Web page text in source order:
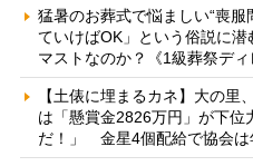
猛暑のお葬式で悩ましい“喪
ていけばOK」という俗説に
マストなのか？《1級葬祭ディ
【土俵に埋まるカネ】大の里
は「懸賞金2826万円」が下位
だ！」 金星4個配給で協会は